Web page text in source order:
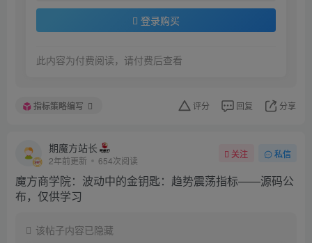
登录购买
此内容为付费阅读，请付费后查看
指标策略编写 评分 回复 分享
期魔方站长
2年前更新 654次阅读
关注 私信
魔方商学院：波动中的金钥匙：趋势震荡指标——源码公
布，仅供学习
该帖子内容已隐藏